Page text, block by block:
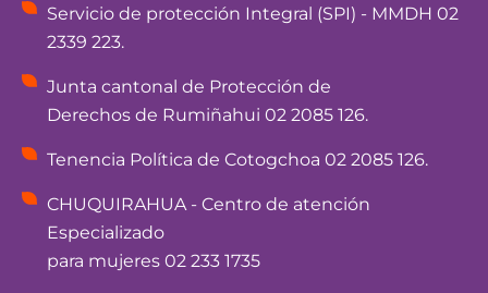
Servicio de protección Integral (SPI) - MMDH 02
2339 223.
Junta cantonal de Protección de
Derechos de Rumiñahui 02 2085 126.
Tenencia Política de Cotogchoa 02 2085 126.
CHUQUIRAHUA - Centro de atención
Especializado
para mujeres 02 233 1735